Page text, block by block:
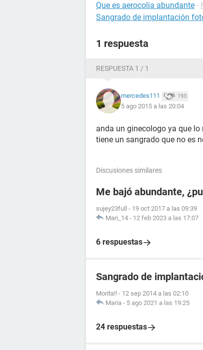
Que es aerocolia abundante -
Sangrado de implantación
1 respuesta
RESPUESTA 1 / 1
mercedes111 193
5 ago 2015 a las 20:04
anda un ginecologo ya que
tiene un sangrado que no es
Discusiones similares
Me bajó abundante,
sujey23full - 19 oct 2017 a las 09:39
Mari_14 - 12 feb 2023 a las 17:07
6 respuestas
Sangrado de
Morita!! - 12 sep 2014 a las 02:10
Maria - 5 ago 2021 a las 19:25
24 respuestas